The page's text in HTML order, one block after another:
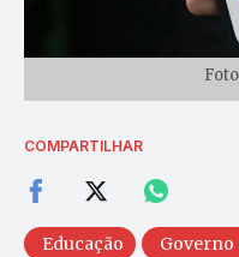
COMPARTILHAR
Educação
Governo